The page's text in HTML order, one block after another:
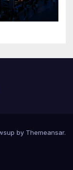
by Themeansar.